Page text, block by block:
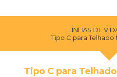
LINHAS DE
Tipo C para
Tipo C para